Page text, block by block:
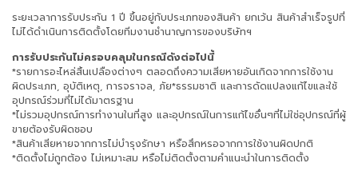
ระยะเวลาการรับประกัน 1 ปี ขึ้นอยู่กับประเภทของสินค้า ยกเว้น สินค้าสำเร็จรูปที่
ไม่ได้ดำเนินการติดตั้งโดยทีมงานชำนาญการของบริษัทฯ
การรับประกันไม่ครอบคลุมในกรณีดังต่อไปนี้
*รายการอะไหล่สิ้นเปลืองต่างๆ ตลอดถึงความเสียหายอันเกิดจากการใช้งาน
ผิดประเภท, อุบัติเหตุ, การจราจล, ภัย*ธรรมชาติ และการดัดแปลงแก้ไขและใช้
อุปกรณ์ร่วมที่ไม่ได้มาตรฐาน
*ไม่รวมอุปกรณ์การทำงานในที่สูง และอุปกรณ์ในการแก้ไขอื่นๆที่ไม่ใช่อุปกรณ์ที่ผู้
ขายต้องรับผิดชอบ
*สินค้าเสียหายจากการไม่บำรุงรักษา หรือสึกหรอจากการใช้งานผิดปกติ
*ติดตั้งไม่ถูกต้อง ไม่เหมาะสม หรือไม่ติดตั้งตามคำแนะนำในการติดตั้ง